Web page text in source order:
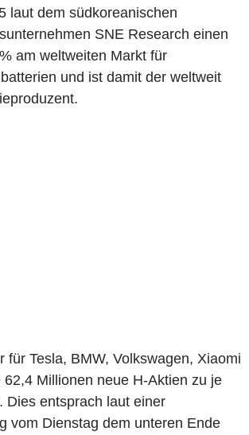
laut dem südkoreanischen
SNE Research einen
am weltweiten Markt für
und ist damit der weltweit
für Tesla, BMW, Volkswagen, Xiaomi
62,4 Millionen neue H-Aktien zu je
Dies entsprach laut einer
vom Dienstag dem unteren Ende